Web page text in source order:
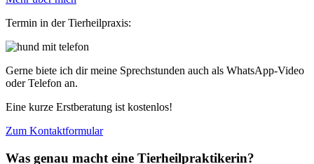
Termin in der Tierheilpraxis:
Gerne biete ich dir meine Sprechstunden auch als WhatsApp-Video
oder Telefon an.
Eine kurze Erstberatung ist kostenlos!
Zum Kontaktformular
Was genau macht eine Tierheilpraktikerin?